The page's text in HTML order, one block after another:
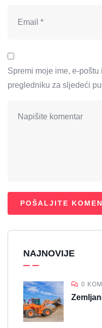
Spremi moje ime, e-
pregledniku za sljedeći
NAJNOVIJE
0